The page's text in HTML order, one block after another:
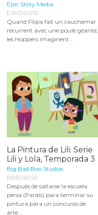
Epic Story Media
ESM240FR
Quand Filipa fait un cauchemar
récurrent avec une poule géante,
les Hoppers imaginent...
La Pintura de Lili: Serie
Lili y Lola, Temporada 3
Big Bad Boo Studios
BBB260SP
Después de saltarse la escuela
persa (Pardis) para terminar su
pintura para un concurso de
arte...